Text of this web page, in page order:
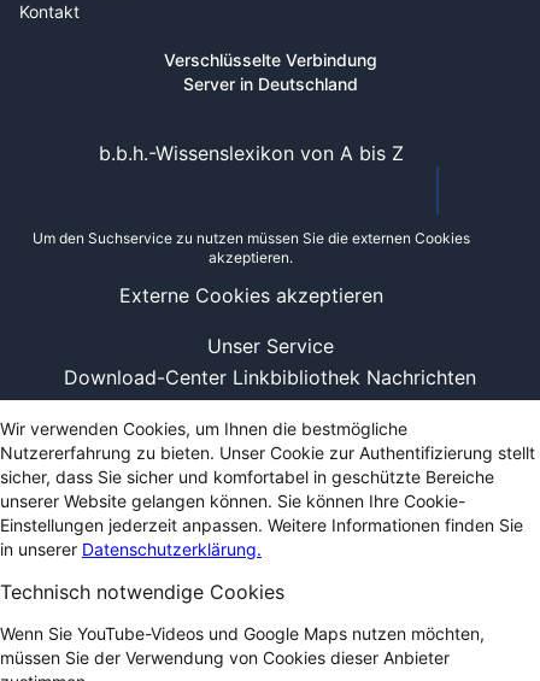
Kontakt
Verschlüsselte Verbindung
Server in Deutschland
Unser Service
Download-Center Linkbibliothek Nachrichten
b.b.h.-Wissenslexikon von A bis Z
Um den Suchservice zu nutzen müssen Sie die externen Cookies
akzeptieren.
Externe Cookies akzeptieren
Wir verwenden Cookies, um Ihnen die bestmögliche
Nutzererfahrung zu bieten. Unser Cookie zur Authentifizierung stellt
sicher, dass Sie sicher und komfortabel in geschützte Bereiche
unserer Website gelangen können. Sie können Ihre Cookie-
Einstellungen jederzeit anpassen. Weitere Informationen finden Sie
in unserer Datenschutzerklärung.
Technisch notwendige Cookies
Wenn Sie YouTube-Videos und Google Maps nutzen möchten,
müssen Sie der Verwendung von Cookies dieser Anbieter